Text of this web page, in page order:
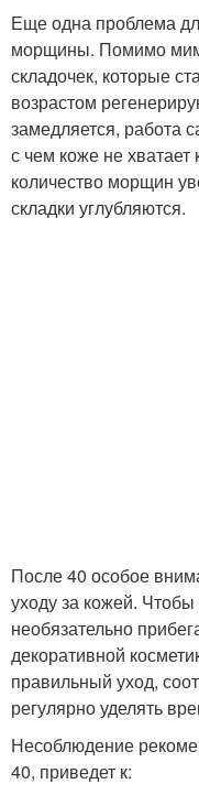
Еще одна проблема
морщины. Помимо
складочек, которые
возрастом
замедляется, работа
с чем коже не
количество морщин
складки углубляются.
После 40 особое
уходу за кожей.
необязательно
декоративной
правильный уход,
регулярно уделять
Несоблюдение
40, приведет к: